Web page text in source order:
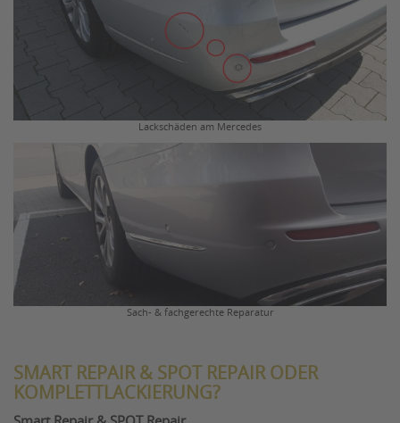
Lackschäden am Mercedes
Sach- & fachgerechte Reparatur
SMART REPAIR & SPOT REPAIR ODER
KOMPLETTLACKIERUNG?